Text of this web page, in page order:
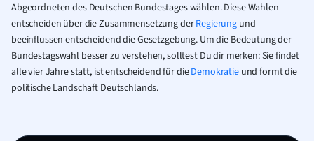
Abgeordneten des Deutschen Bundestages wählen. Diese Wahlen
entscheiden über die Zusammensetzung derRegierung und
beeinflussen entscheidend die Gesetzgebung. Um die Bedeutung der
Bundestagswahl besser zu verstehen, solltest Du dir merken: Sie findet
alle vier Jahre statt, ist entscheidend für dieDemokratieund formt die
politische Landschaft Deutschlands.